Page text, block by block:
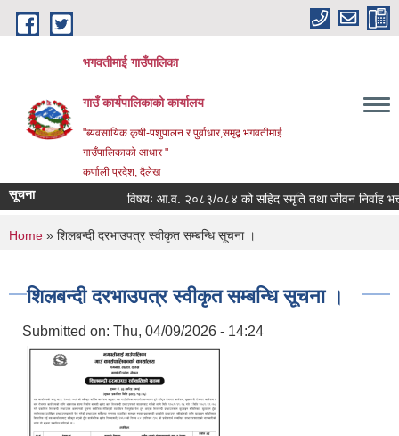
Skip to main content
भगवतीमाई गाउँपालिका
गाउँ कार्यपालिकाको कार्यालय
"ब्यवसायिक कृषी-पशुपालन र पुर्वाधार,समृद्ब भगवतीमाई
गाउँपालिकाको आधार "
कर्णाली प्रदेश, दैलेख
सूचना विषयः आ.व. २०८३/०८४ को सहिद स्मृति तथा जीवन निर्वाह
You are here
Home » शिलबन्दी दरभाउपत्र स्वीकृत सम्बन्धि सूचना ।
शिलबन्दी दरभाउपत्र स्वीकृत सम्बन्धि सूचना ।
Submitted on: Thu, 04/09/2026 - 14:24